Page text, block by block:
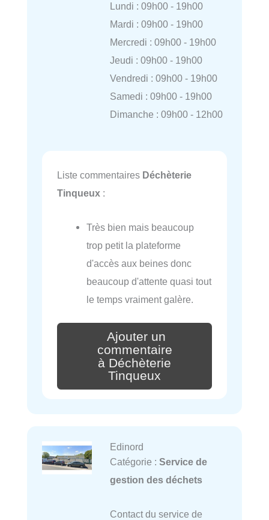
Lundi : 09h00 - 19h00
Mardi : 09h00 - 19h00
Mercredi : 09h00 - 19h00
Jeudi : 09h00 - 19h00
Vendredi : 09h00 - 19h00
Samedi : 09h00 - 19h00
Dimanche : 09h00 - 12h00
Liste commentaires Déchèterie
Tinqueux :
Très bien mais beaucoup
trop petit la plateforme
d'accès aux beines donc
beaucoup d'attente quasi tout
le temps vraiment galère.
Ajouter un
commentaire
à Déchèterie
Tinqueux
Edinord
Catégorie : Service de
gestion des déchets
Contact du service de